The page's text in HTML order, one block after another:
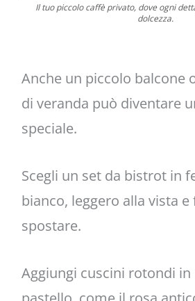
Il tuo piccolo caffè privato, dove ogni
dolcezza.
Anche un piccolo balcone
di veranda può diventare
speciale.
Scegli un set da bistrot in
bianco, leggero alla vista e
spostare.
Aggiungi cuscini rotondi